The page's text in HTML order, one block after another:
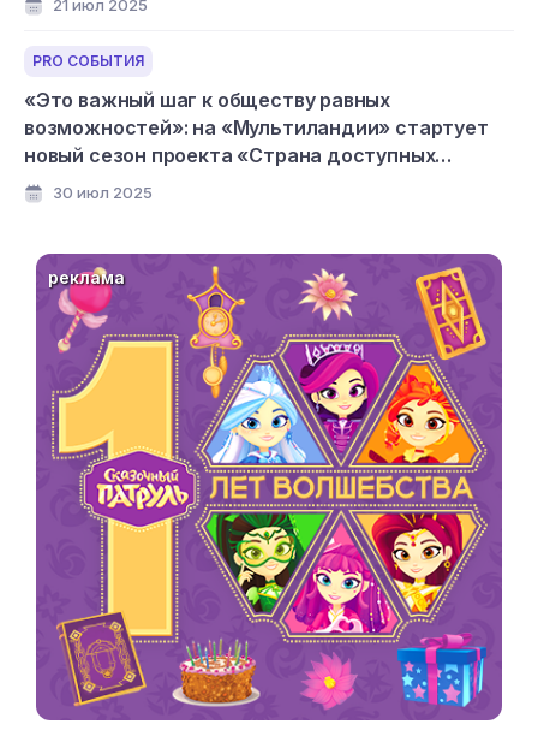
21 июл 2025
PRO СОБЫТИЯ
«Это важный шаг к обществу равных
возможностей»: на «Мультиландии» стартует
новый сезон проекта «Страна доступных
мультфильмов»
30 июл 2025
реклама